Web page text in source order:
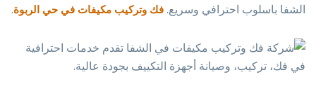
الشفا باسلوب احترافي وسريع. فك وتركيب مكيفات في حي الربوة.